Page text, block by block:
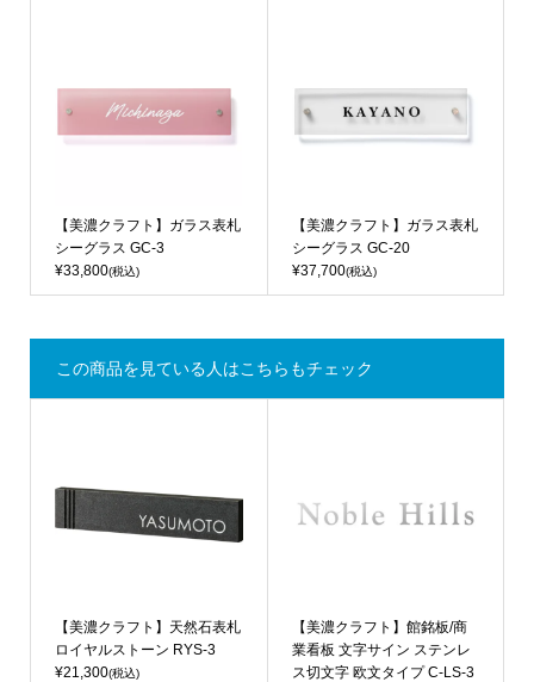
【美濃クラフト】ガラス表札
シーグラス GC-3
¥33,800(税込)
【美濃クラフト】ガラス表札
シーグラス GC-20
¥37,700(税込)
この商品を見ている人はこちらもチェック
【美濃クラフト】天然石表札
ロイヤルストーン RYS-3
¥21,300(税込)
【美濃クラフト】館銘板/商
業看板 文字サイン ステンレ
ス切文字 欧文タイプ C-LS-3